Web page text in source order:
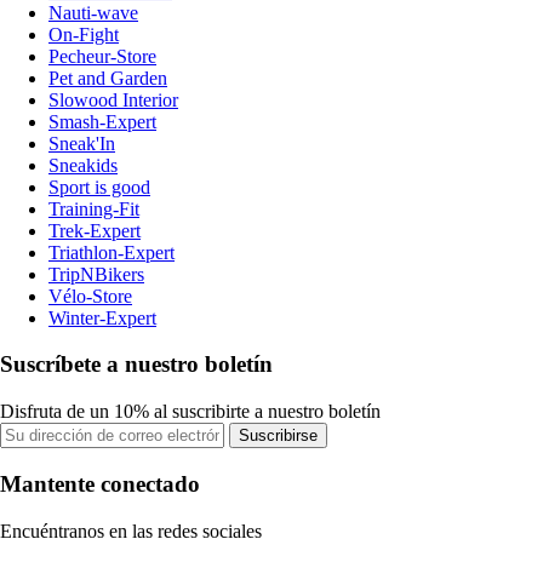
Nauti-wave
On-Fight
Pecheur-Store
Pet and Garden
Slowood Interior
Smash-Expert
Sneak'In
Sneakids
Sport is good
Training-Fit
Trek-Expert
Triathlon-Expert
TripNBikers
Vélo-Store
Winter-Expert
Suscríbete a nuestro boletín
Disfruta de un 10% al suscribirte a nuestro boletín
Suscribirse
Mantente conectado
Encuéntranos en las redes sociales